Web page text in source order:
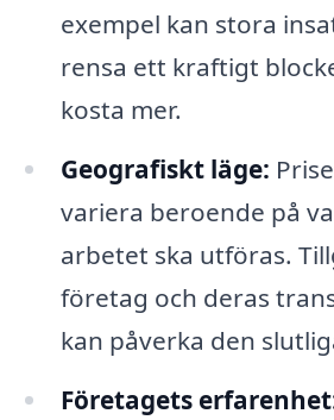
exempel kan stora
rensa ett kraftigt
kosta mer.
Geografiskt läge:
variera beroende på
arbetet ska utföras.
företag och deras
kan påverka den
Företagets